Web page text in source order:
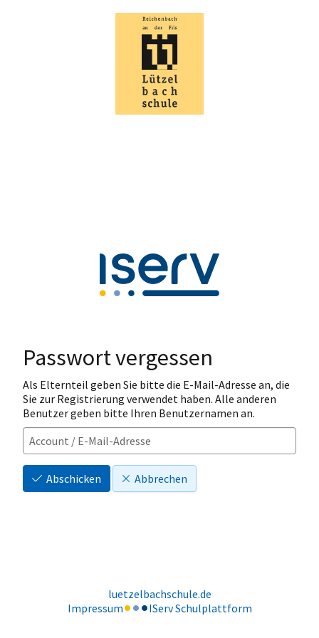
Passwort vergessen
Als Elternteil geben Sie bitte die E-Mail-Adresse an, die
Sie zur Registrierung verwendet haben. Alle anderen
Benutzer geben bitte Ihren Benutzernamen an.
Abschicken Abbrechen
luetzelbachschule.de
Impressum
IServ Schulplattform